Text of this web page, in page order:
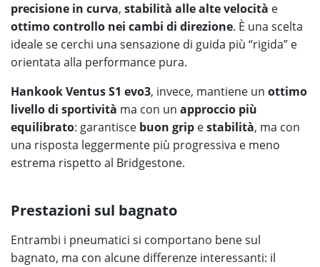
precisione in curva, stabilità alle alte velocità e
ottimo controllo nei cambi di direzione. È una scelta
ideale se cerchi una sensazione di guida più “rigida” e
orientata alla performance pura.
Hankook Ventus S1 evo3, invece, mantiene un ottimo
livello di sportività ma con un approccio più
equilibrato: garantisce buon grip estabilità, ma con
una risposta leggermente più progressiva e meno
estrema rispetto al Bridgestone.
Prestazioni sul bagnato
Entrambi i pneumatici si comportano bene sul
bagnato, ma con alcune differenze interessanti: il